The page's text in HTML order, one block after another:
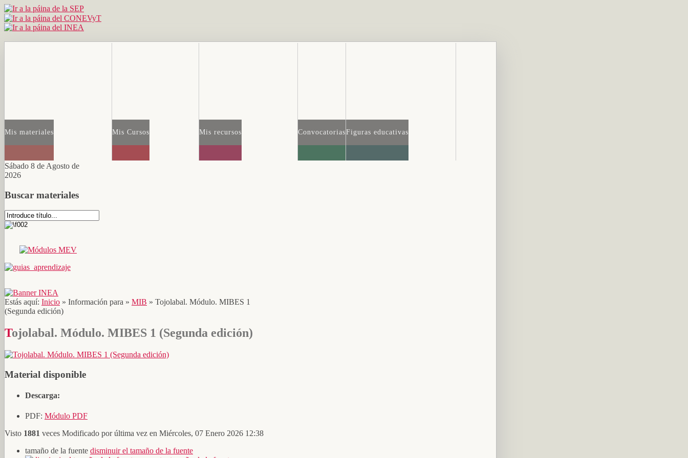
Mis materiales Mis Cursos Mis recursos ConvocatoriasFiguras educativas
Sábado 8 de Agosto de
2026
Buscar materiales
Estás aquí: Inicio » Información para » MIB » Tojolabal. Módulo. MIBES 1
(Segunda edición)
Tojolabal. Módulo. MIBES 1 (Segunda edición)
Material disponible
Descarga:
PDF: Módulo PDF
Visto 1881 veces Modificado por última vez en Miércoles, 07 Enero 2026 12:38
tamaño de la fuente disminuir el tamaño de la fuente